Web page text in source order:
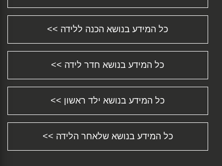
הגיע שלך הזמן לחזור לעבודה?...
התפתחות תינוקות - צעד אחר צעד...
מידע על סיבוכים אפשריים במהלך הלידה...
מושב בטיחות לרכב Car Safety Seat...
איך בוחרים שם לתינוק? טיפים ורעיונות טובים......
התינוק שלך נולד שעיר? לא נורא......
ו...
כל המידע בנושא הכנה ללידה >>
כל המידע בנושא חדר לידה >>
כל המידע בנושא ילד ראשון >>
כל המידע בנושא שלאחר הלידה >>